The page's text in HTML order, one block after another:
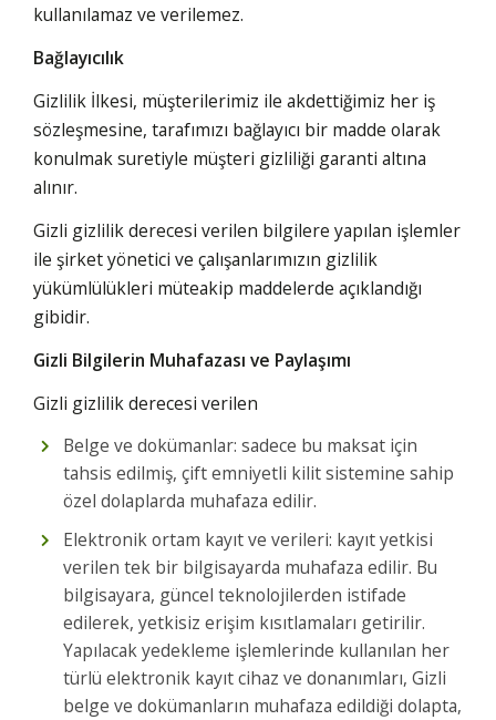
kullanılamaz ve verilemez.
Bağlayıcılık
Gizlilik İlkesi, müşterilerimiz ile akdettiğimiz her iş
sözleşmesine, tarafımızı bağlayıcı bir madde olarak
konulmak suretiyle müşteri gizliliği garanti altına
alınır.
Gizli gizlilik derecesi verilen bilgilere yapılan işlemler
ile şirket yönetici ve çalışanlarımızın gizlilik
yükümlülükleri müteakip maddelerde açıklandığı
gibidir.
Gizli Bilgilerin Muhafazası ve Paylaşımı
Gizli gizlilik derecesi verilen
Belge ve dokümanlar: sadece bu maksat için
tahsis edilmiş, çift emniyetli kilit sistemine sahip
özel dolaplarda muhafaza edilir.
Elektronik ortam kayıt ve verileri: kayıt yetkisi
verilen tek bir bilgisayarda muhafaza edilir. Bu
bilgisayara, güncel teknolojilerden istifade
edilerek, yetkisiz erişim kısıtlamaları getirilir.
Yapılacak yedekleme işlemlerinde kullanılan her
türlü elektronik kayıt cihaz ve donanımları, Gizli
belge ve dokümanların muhafaza edildiği dolapta,